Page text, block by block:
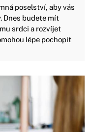
poselství, aby vás
Dnes budete mít
srdci a rozvíjet
lépe pochopit